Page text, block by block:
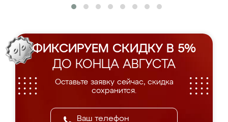
ФИКСИРУЕМ СКИДКУ В 5%
ДО КОНЦА АВГУСТА
Оставьте заявку сейчас, скидка
сохранится.